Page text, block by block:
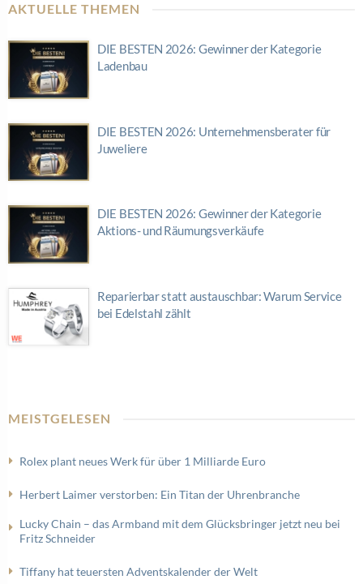
AKTUELLE THEMEN
DIE BESTEN 2026: Gewinner der Kategorie
Ladenbau
DIE BESTEN 2026: Unternehmensberater für
Juweliere
DIE BESTEN 2026: Gewinner der Kategorie
Aktions- und Räumungsverkäufe
Reparierbar statt austauschbar: Warum Service
bei Edelstahl zählt
MEISTGELESEN
Rolex plant neues Werk für über 1 Milliarde Euro
Herbert Laimer verstorben: Ein Titan der Uhrenbranche
Lucky Chain – das Armband mit dem Glücksbringer jetzt neu bei
Fritz Schneider
Tiffany hat teuersten Adventskalender der Welt